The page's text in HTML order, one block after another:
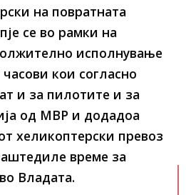
на повратната
се во рамки на
исполнување
кои согласно
и за пилотите и за
од МВР и додадоа
хеликоптерски превоз
време за
Владата.